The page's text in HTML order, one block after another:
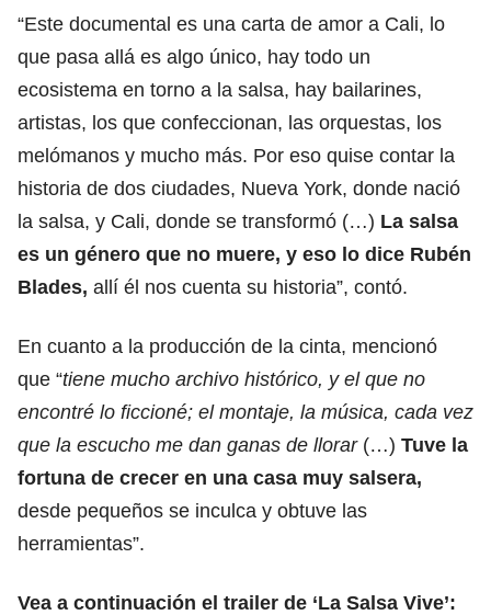
“Este documental es una carta de amor a Cali, lo
que pasa allá es algo único, hay todo un
ecosistema en torno a la salsa, hay bailarines,
artistas, los que confeccionan, las orquestas, los
melómanos y mucho más. Por eso quise contar la
historia de dos ciudades, Nueva York, donde nació
la salsa, y Cali, donde se transformó (…) La salsa
es un género que no muere, y eso lo dice Rubén
Blades, allí él nos cuenta su historia”, contó.
En cuanto a la producción de la cinta, mencionó
que “tiene mucho archivo histórico, y el que no
encontré lo ficcioné; el montaje, la música, cada vez
que la escucho me dan ganas de llorar(…) Tuve la
fortuna de crecer en una casa muy salsera,
desde pequeños se inculca y obtuve las
herramientas”.
Vea a continuación el trailer de ‘La Salsa Vive’: